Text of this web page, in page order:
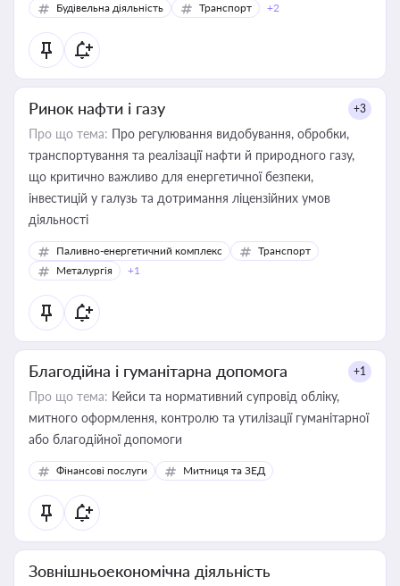
Будівельна діяльність
Транспорт +2
Ринок нафти і газу +3
Про що тема: Про регулювання видобування, обробки,
транспортування та реалізації нафти й природного газу,
що критично важливо для енергетичної безпеки,
інвестицій у галузь та дотримання ліцензійних умов
діяльності
Паливно-енергетичний комплекс
Транспорт
Металургія
+1
Благодійна і гуманітарна допомога +1
Про що тема: Кейси та нормативний супровід обліку,
митного оформлення, контролю та утилізації гуманітарної
або благодійної допомоги
Фінансові послуги Митниця та ЗЕД
Зовнішньоекономічна діяльність